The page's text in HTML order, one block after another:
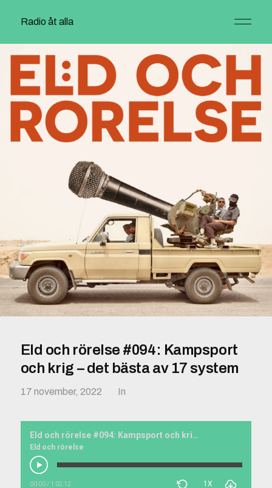
Radio åt alla
Eld och rörelse #094: Kampsport
och krig – det bästa av 17 system
17 november, 2022 In
Eld och rörelse #094: Kampsport och krig – det bästa av 17 system
Eld och rörelse
00:00/ 1:02:12 1X